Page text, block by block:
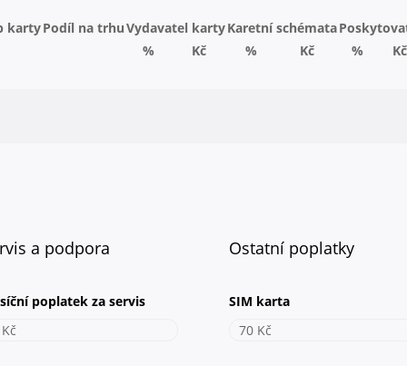
kartyPodíl na trhuVydavatel kartyKaretní schémata
%
Kč % Kč % Kč
a podpora
poplatek za servis
Ostatní poplatky
SIM karta
70 Kč